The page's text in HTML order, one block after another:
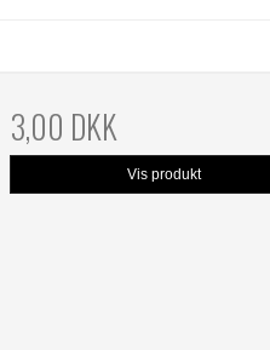
3,00 DKK
Vis produkt